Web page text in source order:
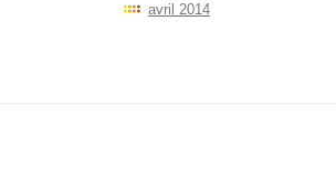
avril 2014